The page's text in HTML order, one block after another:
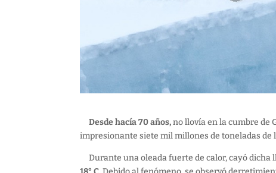
Desde hacía 70 años,no llovía en la cumbre de
impresionante siete mil millones de toneladas de
Durante una oleada fuerte de calor, cayó dicha